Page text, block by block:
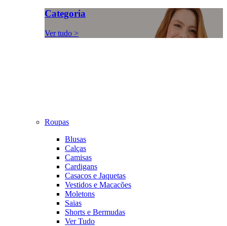
Categoria
Ver tudo >
Roupas
Blusas
Calças
Camisas
Cardigans
Casacos e Jaquetas
Vestidos e Macacões
Moletons
Saias
Shorts e Bermudas
Ver Tudo